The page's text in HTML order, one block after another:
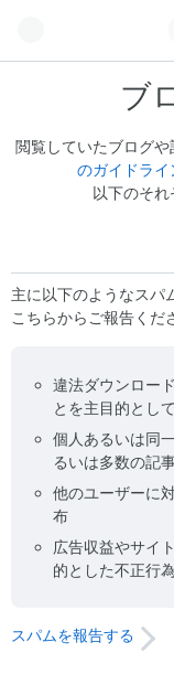
ブ
閲覧していたブログや
のガイドライ
以下のそれ
主に以下のようなスパ
こちらからご報告くだ
違法ダウンロー
とを主目的とし
個人あるいは同
るいは多数の記
他のユーザーに
布
広告収益やサイ
的とした不正行為
スパムを報告する